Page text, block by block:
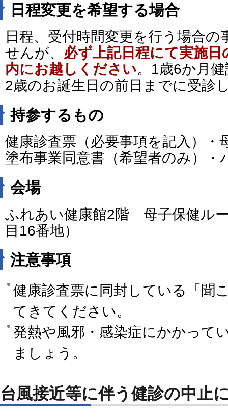
日程変更を希望する場合
日程、受付時間変更を行う場合
せんが、 必ず上記日程にて実施
内にお越しください。1歳6か月
2歳のお誕生日の前日までに受診
持参するもの
健康診査票（必要事項を記入）・
塗布事業同意書（希望者のみ）・
会場
ふれあい健康館2階 母子保健ル
目16番地）
注意事項
健康診査票に同封している「聞
てきてください。
発熱や風邪・感染症にかかって
ましょう。
台風接近等に伴う健診の中止